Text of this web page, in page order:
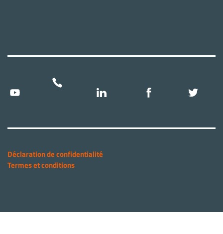
Déclaration de confidentialité
Termes et conditions